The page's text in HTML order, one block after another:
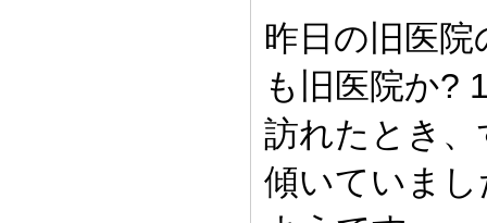
昨日の旧医
も旧医院か?
訪れたとき
傾いていま